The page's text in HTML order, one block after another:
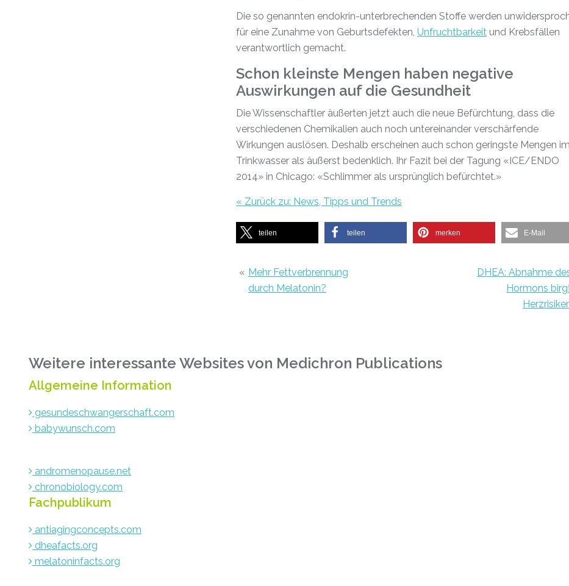
Die so genannten endokrin-unterbrechenden Stoffe werden
für eine Zunahme von Geburtsdefekten, Unfruchtbarkeit und Krebsfällen
verantwortlich gemacht.
Schon kleinste Mengen haben negative
Auswirkungen auf die Gesundheit
Die Wissenschaftler äußerten jetzt auch die neue Befürchtung, dass die
verschiedenen Chemikalien auch noch untereinander verschärfende
Wirkungen auslösen. Deshalb erscheinen auch schon geringste Mengen im
Trinkwasser als äußerst bedenklich. Ihr Fazit bei der Tagung «ICE/ENDO
2014» in Chicago: «Schlimmer als ursprünglich befürchtet.»
« Zurück zu: News, Tipps und Trends
teilen teilen merken E-Mail
« Mehr Fettverbrennung
durch Melatonin?
DHEA: Abnahme
Hormons
Weitere interessante Websites von Medichron Publications
Allgemeine Information
gesundeschwangerschaft.com
babywunsch.com
andromenopause.net
chronobiology.com
Fachpublikum
antiagingconcepts.com
dheafacts.org
melatoninfacts.org